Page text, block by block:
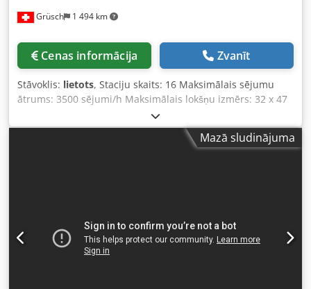
Grüsch 1 494 km
Cenas informācija Zvanīt
Stāvoklis: lietots, Staciju skaits: 16 Maksimālais sējumu
ātrums: 3500 sējumi/h Maksimālais lokšņu izmērs: 32 x 47
cm Šūšanas un salocīšanas agregāts: SPF-10 Priekšējās
apgriešanas agregāts: FC 20 Dcodpfxov E R H Ts Abmsk
Mazā sludinājuma